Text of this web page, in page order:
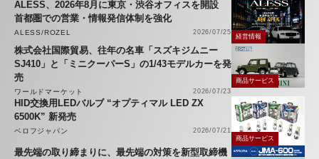
ALESS、2026年8月に東京・渋谷オフィスを開設
首都圏での営業・情報発信体制を強化
ALESS/ROZEL 2026/07/25
経営情報
株式会社国際貿易、往年の名車「スズキジムニー
SJ410」と「ミニクーパーS」の1/43モデルカーを発
売
ワールドマーケット 2026/07/23
商品サービス
HID交換用LEDバルブ “オプティマル LED ZX
6500K” 新発売
ベロフジャパン
2026/07/21
商品サービス
最先端の取り締まりに、最先端の対策を新型取締機